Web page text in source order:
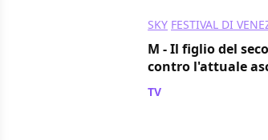
SKY FESTIVAL DI
M - Il figlio del
contro l'attuale
TV